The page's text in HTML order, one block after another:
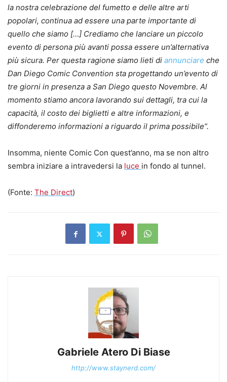
la nostra celebrazione del fumetto e delle altre arti
popolari, continua ad essere una parte importante di
quello che siamo […] Crediamo che lanciare un piccolo
evento di persona più avanti possa essere un’alternativa
più sicura. Per questa ragione siamo lieti di annunciare che
Dan Diego Comic Convention sta progettando un’evento di
tre giorni in presenza a San Diego questo Novembre. Al
momento stiamo ancora lavorando sui dettagli, tra cui la
capacità, il costo dei biglietti e altre informazioni, e
diffonderemo informazioni a riguardo il prima possibile”.
Insomma, niente Comic Con quest’anno, ma se non altro
sembra iniziare a intravedersi la luce in fondo al tunnel.
(Fonte: The Direct)
Gabriele Atero Di Biase
http://www.staynerd.com/